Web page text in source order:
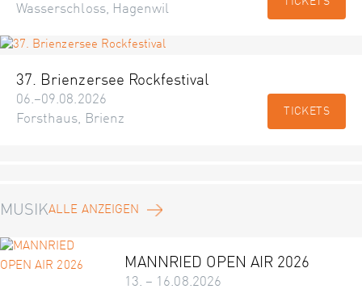
Wasserschloss, Hagenwil
37. Brienzersee Rockfestival
06.–09.08.2026
Forsthaus, Brienz
TICKETS
MUSIKALLE ANZEIGEN
MANNRIED OPEN AIR 2026
13. – 16.08.2026